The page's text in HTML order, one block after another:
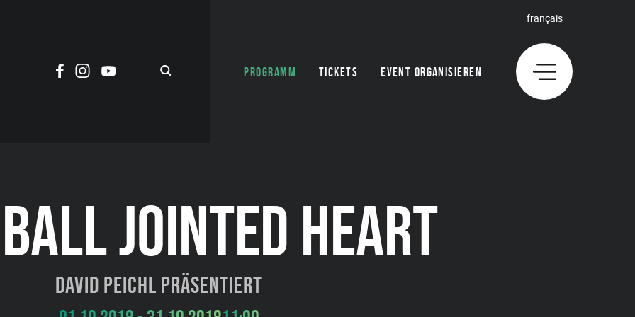
PROGRAMM TICKETS EVENT ORGANISIEREN
français
JOINTED HEART
David Peichl präsentiert